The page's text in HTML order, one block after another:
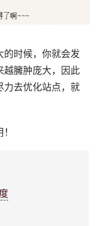
的时候，你就会发
越臃肿庞大，因此
力去优化站点，就